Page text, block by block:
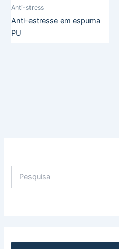
Anti-stress
Anti-estresse em espuma
PU